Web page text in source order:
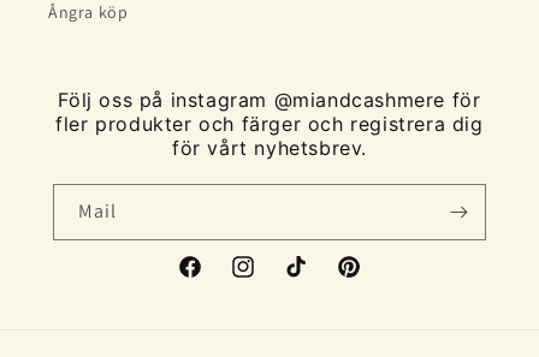
Ångra köp
Följ oss på instagram @miandcashmere för
fler produkter och färger och registrera dig
för vårt nyhetsbrev.
Mail
FacebookInstagramTikTok Pinterest